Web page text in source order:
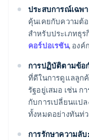
ประสบการณ์เฉพ
คุ้นเคยกับความต้
สำหรับประเภทธุ
คอร์ปอเรชัน, องค์
การปฏิบัติตามข้อ
ที่ดีในการดูแลลูก
รัฐอยู่เสมอ เช่น ก
กับการเปลี่ยนแป
ทั้งหมดอย่างทันท่
การรักษาความลับ: